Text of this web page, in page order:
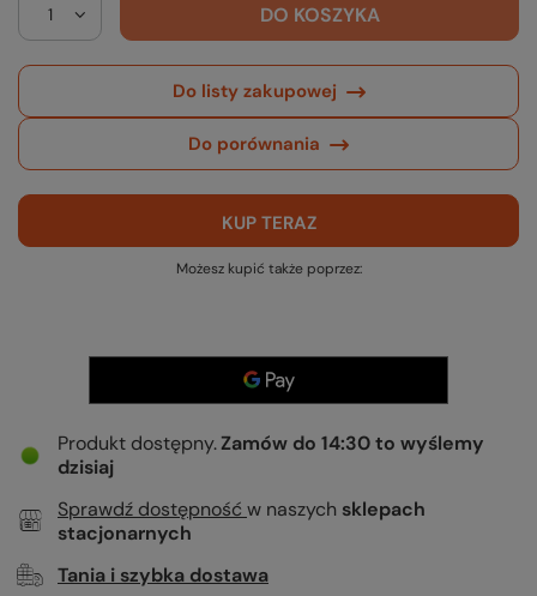
DO KOSZYKA
Do listy zakupowej
Do porównania
KUP TERAZ
Możesz kupić także poprzez:
Produkt dostępny Zamów do 14:30 to wyślemy
dzisiaj
Sprawdź dostępność w naszych sklepach
stacjonarnych
Tania i szybka dostawa